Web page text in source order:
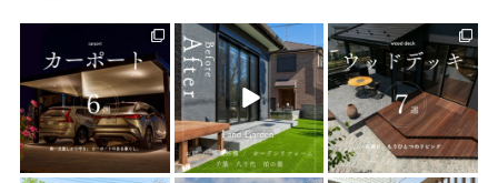
21 0
land_garden
14
land_garden
30 0